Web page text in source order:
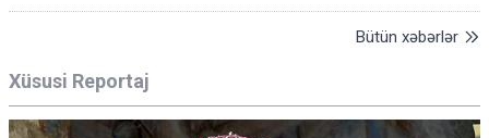
Bütün xəbərlər
Xüsusi Reportaj